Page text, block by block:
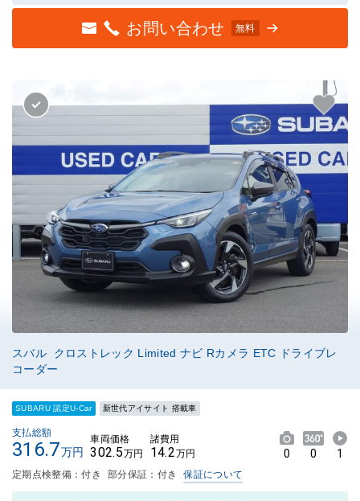
お問い合わせ 無料
スバル クロストレック Limited ナビ Rカメラ ETC ドライブレ
コーダー
SUBARU 認定U-Car 新世代アイサイト 搭載車
支払総額
316.7万円
車両価格
302.5万円
諸費用
14.2万円 0 0 1
定期点検整備：付き 部分保証：付き 保証について